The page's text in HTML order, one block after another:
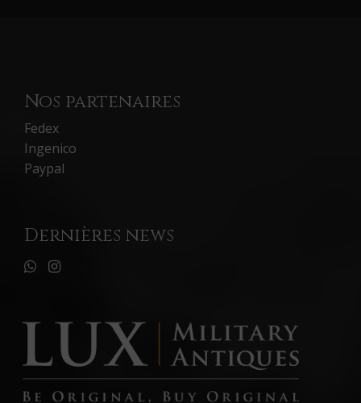
Nos partenaires
Fedex
Ingenico
Paypal
Dernières news